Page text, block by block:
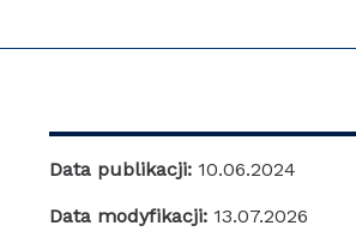
Data publikacji: 10.06.2024
Data modyfikacji: 13.07.2026